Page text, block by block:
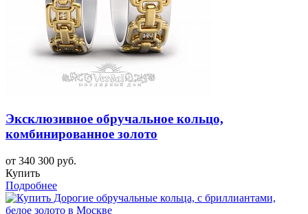
Эксклюзивное обручальное кольцо,
комбинированное золото
от 340 300 руб.
Купить
Подробнее